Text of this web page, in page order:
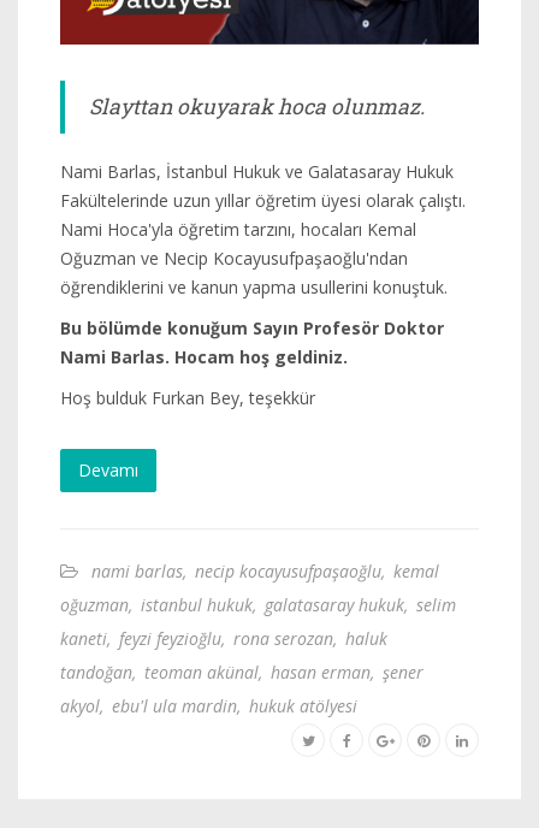
Slayttan okuyarak hoca olunmaz.
Nami Barlas, İstanbul Hukuk ve Galatasaray Hukuk
Fakültelerinde uzun yıllar öğretim üyesi olarak çalıştı.
Nami Hoca'yla öğretim tarzını, hocaları Kemal
Oğuzman ve Necip Kocayusufpaşaoğlu'ndan
öğrendiklerini ve kanun yapma usullerini konuştuk.
Bu bölümde konuğum Sayın Profesör Doktor
Nami Barlas. Hocam hoş geldiniz.
Hoş bulduk Furkan Bey, teşekkür
Devamı
nami barlas, necip kocayusufpaşaoğlu, kemal
oğuzman, istanbul hukuk, galatasaray hukuk, selim
kaneti, feyzi feyzioğlu, rona serozan, haluk
tandoğan, teoman akünal, hasan erman, şener
akyol, ebu'l ula mardin, hukuk atölyesi